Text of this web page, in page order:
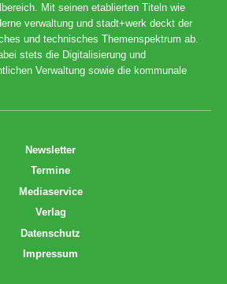
Mit seinen etablierten Titeln wie
verwaltung und stadt+werk deckt der
und technisches Themenspektrum ab.
stets die Digitalisierung und
Verwaltung sowie die kommunale
Newsletter
Termine
Mediaservice
Verlag
Datenschutz
Impressum